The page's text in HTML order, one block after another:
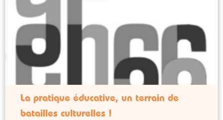
La pratique éducative, un terrain de
batailles culturelles !